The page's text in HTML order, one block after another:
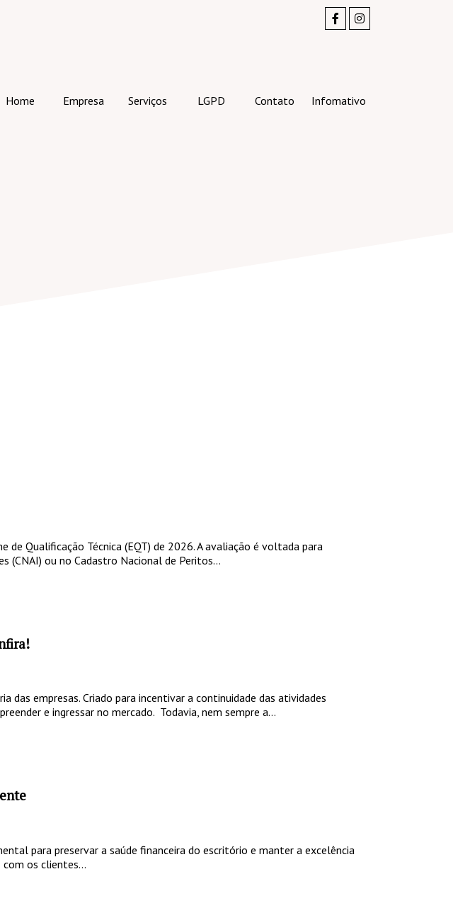
Home Empresa Serviços LGPD Contato Infomativo
de Qualificação Técnica (EQT) de 2026. A avaliação é voltada para
(CNAI) ou no Cadastro Nacional de Peritos...
das empresas. Criado para incentivar a continuidade das atividades
e ingressar no mercado. Todavia, nem sempre a...
para preservar a saúde financeira do escritório e manter a excelência
com os clientes...